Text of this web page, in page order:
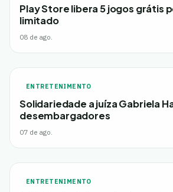
Play Store libera 5 jogos grátis
limitado
08 de ago.
ENTRETENIMENTO
Solidariedade a juíza Gabriela
desembargadores
07 de ago.
ENTRETENIMENTO